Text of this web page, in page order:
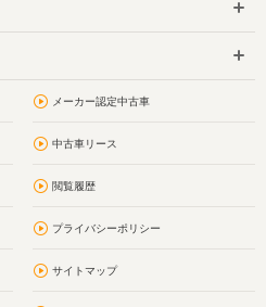
メーカー認定中古車
中古車リース
閲覧履歴
プライバシーポリシー
サイトマップ